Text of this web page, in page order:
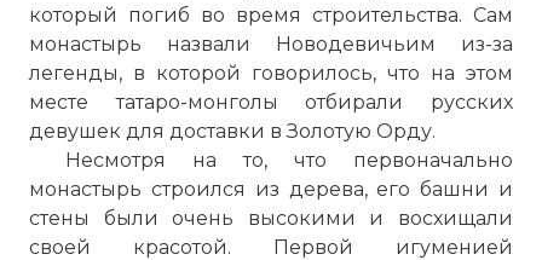
который погиб во время строительства. Сам
монастырь назвали Новодевичьим из-за
легенды, в которой говорилось, что на этом
месте татаро-монголы отбирали русских
девушек для доставки в Золотую Орду.
Несмотря на то, что первоначально
монастырь строился из дерева, его башни и
стены были очень высокими и восхищали
своей красотой. Первой игуменией